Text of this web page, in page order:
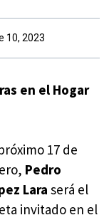
10, 2023
en el Hogar
17 de
Pedro
Lara será el
invitado en el